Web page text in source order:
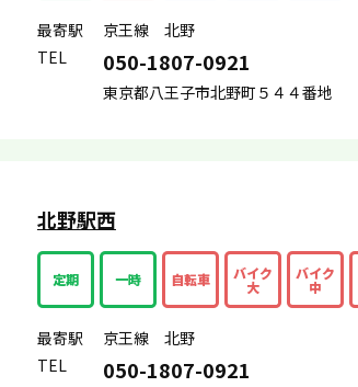
最寄駅
京王線 北野
TEL
050-1807-0921
東京都八王子市北野町５４４番地
北野駅西
定期 一時 自転車 バイク
大
バイク
中
最寄駅
京王線 北野
TEL
050-1807-0921